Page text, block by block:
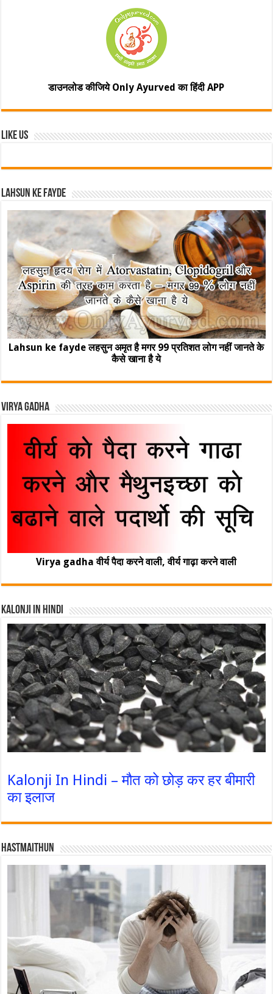
डाउनलोड कीजिये Only Ayurved का हिंदी APP
Like Us
Lahsun ke fayde
Lahsun ke fayde लहसुन अमृत है मगर 99 प्रतिशत लोग नहीं जानते के
कैसे खाना है ये
Virya Gadha
Virya gadha वीर्य पैदा करने वाली, वीर्य गाढ़ा करने वाली
Kalonji In Hindi
Kalonji In Hindi – मौत को छोड़ कर हर बीमारी
का इलाज
Hastmaithun